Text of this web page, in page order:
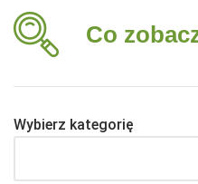
Co
Wybierz kategorię